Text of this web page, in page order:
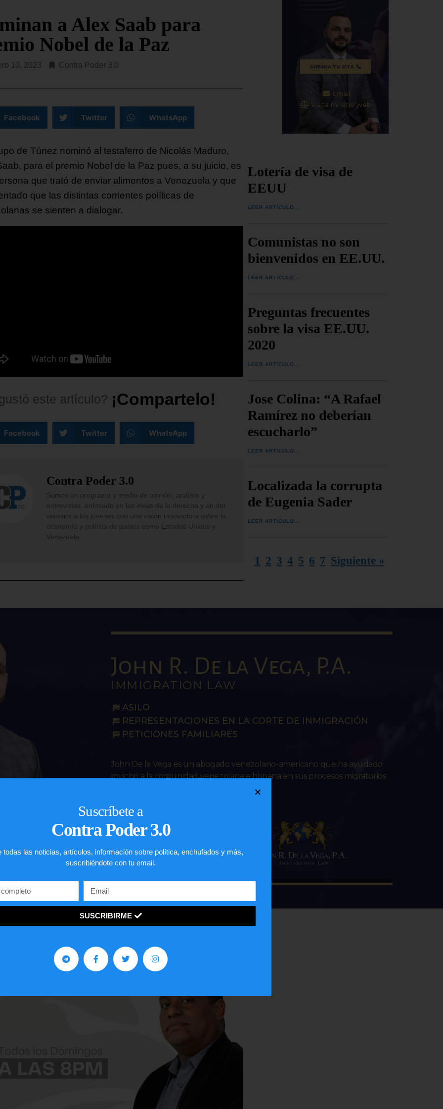
ha lanzado este martes la
Fuerza Operativa Conjunta
LEYENDO...
SEGUIR LEYENDO... SEGUIR LEYENDO...
a Alex Saab para
Nobel de la Paz
10, 2023 Contra Poder 3.0
Facebook Twitter WhatsApp
de Túnez nominó al testaferro de Nicolás Maduro,
para el premio Nobel de la Paz pues, a su juicio, es
que trató de enviar alimentos a Venezuela y que
que las distintas corrientes políticas de
se sienten a dialogar.
este artículo? ¡Comparte o!
Facebook Twitter WhatsApp
Contra Poder 3.0
Somos un programa y medio de opinión, análisis y
entrevistas, enfocado en las ideas de la derecha y en dar
ventana a los jóvenes con una visión innovadora sobre la
economía y política de países como Estados Unidos y
Venezuela.
John R. De la Vega, P.A.
IMMIGRATION LAW
ASILO
REPRESENTACIONES EN LA CORTE DE INMIGRACIÓN
PETICIONES FAMILIARES
John De la Vega es un abogado venezolano-americano que ha ayudado
mucho a la comunidad venezolana e hispana en sus procesos migratorios
AGENDA TU CITA
Email Visita mi sitio web
AGENDA TU CITA
Email
Visita mi sitio web
Lotería de visa de
EEUU
LEER ARTÍCULO...
Comunistas no son
bienvenidos en EE.UU.
LEER ARTÍCULO...
Preguntas frecuentes
sobre la visa EE.UU.
2020
LEER ARTÍCULO...
Jose Colina: “A Rafael
Ramírez no deberían
escucharlo”
LEER ARTÍCULO...
Localizada la corrupta
de Eugenia Sader
LEER ARTÍCULO...
1 2 3 4 5 6 7 Siguiente »
Suscríbete a
Contra Poder 3.0
todas las noticias, artículos, información sobre política, enchufados y más,
suscribiéndote con tu email.
SUSCRIBIRME